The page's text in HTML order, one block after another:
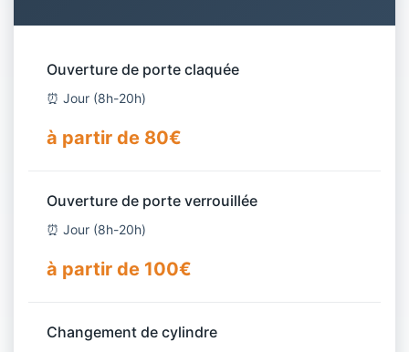
Ouverture de porte claquée
⏰ Jour (8h-20h)
à partir de 80€
Ouverture de porte verrouillée
⏰ Jour (8h-20h)
à partir de 100€
Changement de cylindre